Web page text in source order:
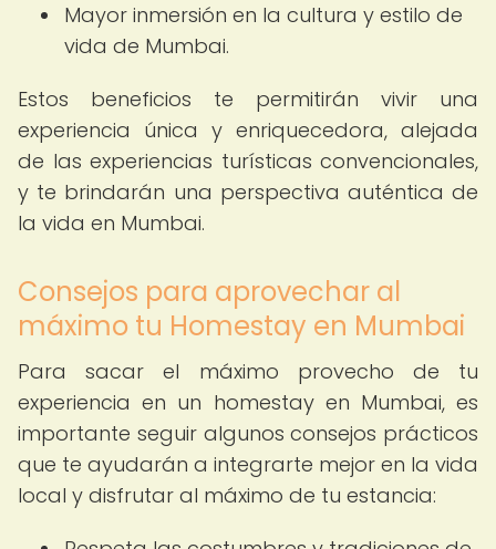
Mayor inmersión en la cultura y estilo de
vida de Mumbai.
Estos beneficios te permitirán vivir una
experiencia única y enriquecedora, alejada
de las experiencias turísticas convencionales,
y te brindarán una perspectiva auténtica de
la vida en Mumbai.
Consejos para aprovechar al
máximo tu Homestay en Mumbai
Para sacar el máximo provecho de tu
experiencia en un homestay en Mumbai, es
importante seguir algunos consejos prácticos
que te ayudarán a integrarte mejor en la vida
local y disfrutar al máximo de tu estancia: